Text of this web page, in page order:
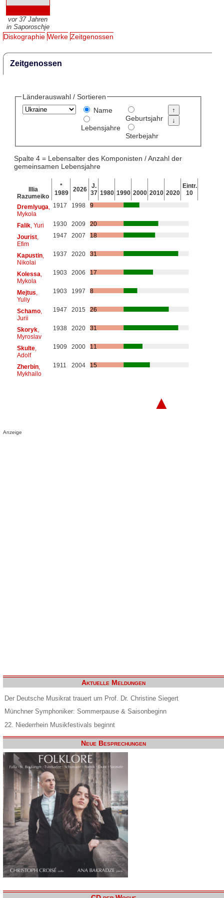
vor 37 Jahren
in Saporoschje
Diskographie Werke Zeitgenossen
Zeitgenossen
Länderauswahl / Sortieren
Name
Lebensjahre
Geburtsjahr
Sterbejahr
Spalte 4 = Lebensalter des Komponisten / Anzahl der
gemeinsamen Lebensjahre
Illia
Razumeiko
*
1989
2026
J.
37 1980 1990 2000 2010 2020
Eintr.
10
Dremlyuga
Mykola
1917 1998 9
Falik, Yuri 1930 2009
20
Jourist,
Efim
1947 2007 18
Kapustin,
Nikolai
1937 2020 31
Kolessa
Mykola
1903 2006 17
Mejtus
Yuliy
1903 1997 8
Schamo,
Jurii
1947 2015 26
Skoryk,
Myroslav
1938 2020 31
Skulte,
Adolf
1909 2000 11
Zherbin,
Mykhailo
1911 2004 15
▲
Anzeige
Aktuelle Meldungen
Der Deutsche Musikrat trauert um Prof. Dr. Christine Siegert
Münchner Symphoniker: Sommerpause & Saisonbeginn
22. Niederrhein Musikfestivals beginnt
Neue Besprechungen